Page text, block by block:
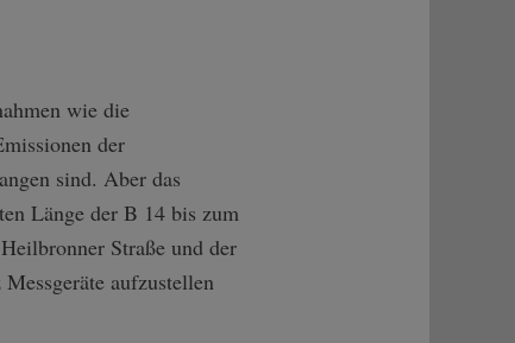
wie die
der
sind. Aber das
Länge der B 14 bis zum
Straße und der
aufzustellen